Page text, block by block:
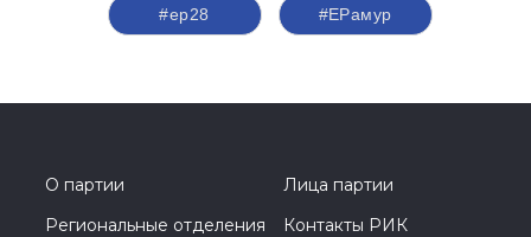
#ер28 #ЕРамур
О партии
Лица партии
Региональные отделения
Контакты РИК